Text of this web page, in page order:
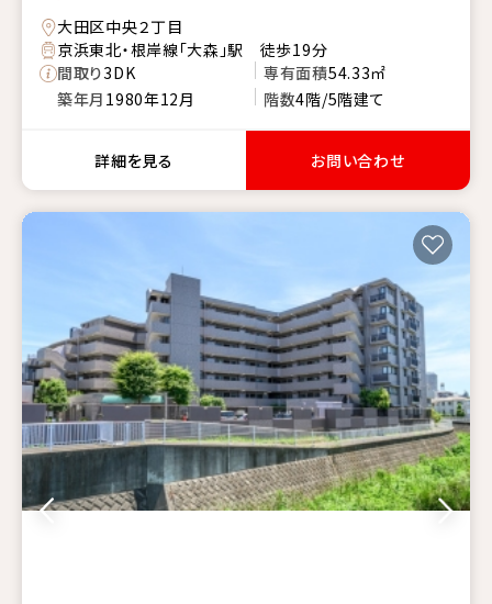
大田区中央２丁目
京浜東北・根岸線「大森」駅 徒歩19分
間取り3DK 専有面積54.33㎡
築年月 1980年12月 階数4階/5階建て
詳細を見る お問い合わせ